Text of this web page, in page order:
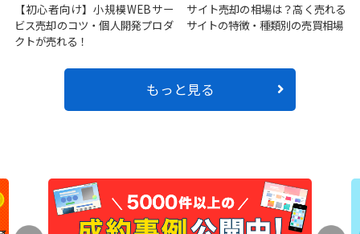
【初心者向け】小規模WEBサー
ビス売却のコツ・個人開発プロダ
クトが売れる！
サイト売却の相場は？高く売れる
サイトの特徴・種類別の売買相場
もっと見る